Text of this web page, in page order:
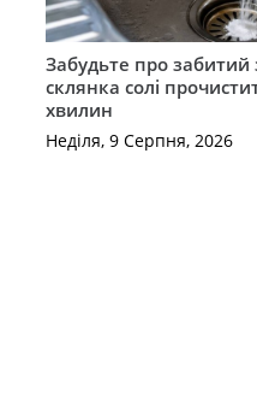
Забудьте про забитий
склянка солі
хвилин
Неділя, 9 Серпня, 2026